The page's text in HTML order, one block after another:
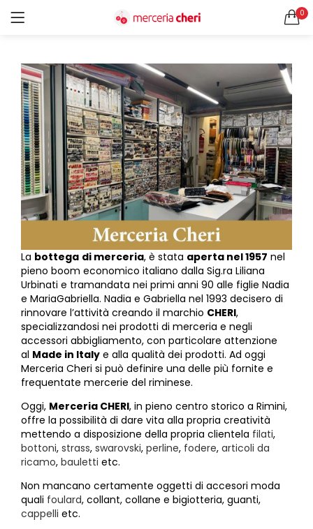
0
Ricordami
Password dimenticata?
Tutte le categorie
Accessori Design (56)
Accessori merceria (94)
Cesti portalavoro (8)
Aghi e spilli (24)
Applicazioni (26)
Borse (6)
Bottoni Vintage (204)
Lotti di Bottoni vintage (27)
Bottoni/alamari/automatici (46)
Alamari (5)
Calze collant donna (24)
Cappelli (16)
Cerniere lampo / Zip/Fibbie (27)
Elastici (10)
Filati (32)
filati cucirini e affini (9)
Fodere (5)
Guanti (1)
LANA (27)
Minuterie (58)
Nastri, fettucce, cordoni, (49)
Pizzi (11)
Prodotti per la sartoria (34)
Ricamo (119)
Chi Siamo
La bottega di merceria, è stata aperta nel 1957 nel
pieno boom economico italiano dalla Sig.ra Liliana
Urbinati e tramandata nei primi anni 90 alle figlie Nadia
e MariaGabriella. Nadia e Gabriella nel 1993 decisero di
rinnovare l’attività creando il marchio CHERI,
specializzandosi nei prodotti di merceria e negli
accessori abbigliamento, con particolare attenzione
al Made in Italy e alla qualità dei prodotti. Ad oggi
Merceria Cheri si può definire una delle più fornite e
frequentate mercerie del riminese.
Oggi, Merceria CHERI, in pieno centro storico a Rimini,
offre la possibilità di dare vita alla propria creatività
mettendo a disposizione della propria clientela filati,
bottoni, strass, swarovski, perline, fodere, articoli da
ricamo, bauletti etc.
Non mancano certamente oggetti di accesori moda
quali foulard, collant, collane e bigiotteria, guanti,
cappelli etc.